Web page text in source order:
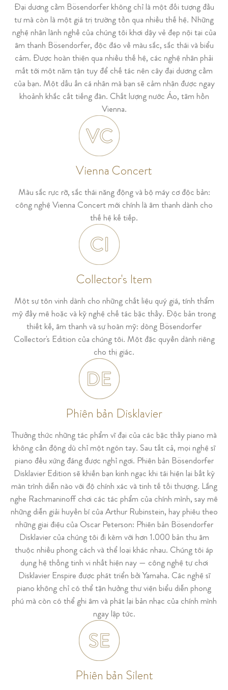
Đại dương cầm Bösendorfer không chỉ là một đối tượng đầu
tư mà còn là một giá trị trường tồn qua nhiều thế hệ. Những
nghệ nhân lành nghề của chúng tôi khơi dậy vẻ đẹp nội tại của
âm thanh Bösendorfer, độc đáo về màu sắc, sắc thái và biểu
cảm. Được hoàn thiện qua nhiều thế hệ, các nghệ nhân phải
mất tới một năm tận tụy để chế tác nên cây đại dương cầm
của bạn. Một dấu ấn cá nhân mà bạn sẽ cảm nhận được ngay
khoảnh khắc cất tiếng đàn. Chất lượng nước Áo, tâm hồn
Vienna.
Vienna Concert
Màu sắc rực rỡ, sắc thái năng động và bộ máy cơ độc bản:
công nghệ Vienna Concert mới chính là âm thanh dành cho
thế hệ kế tiếp.
Collector's Item
Một sự tôn vinh dành cho những chất liệu quý giá, tính thẩm
mỹ đầy mê hoặc và kỹ nghệ chế tác bậc thầy. Độc bản trong
thiết kế, âm thanh và sự hoàn mỹ: dòng Bösendorfer
Collector's Edition của chúng tôi. Một đặc quyền dành riêng
cho thị giác.
Phiên bản Disklavier
Thưởng thức những tác phẩm vĩ đại của các bậc thầy piano mà
không cần động dù chỉ một ngón tay. Sau tất cả, mọi nghệ sĩ
piano đều xứng đáng được nghỉ ngơi. Phiên bản Bösendorfer
Disklavier Edition sẽ khiến bạn kinh ngạc khi tái hiện lại bất kỳ
màn trình diễn nào với độ chính xác và tinh tế tối thượng. Lắng
nghe Rachmaninoff chơi các tác phẩm của chính mình, say mê
những diễn giải huyền bí của Arthur Rubinstein, hay phiêu theo
những giai điệu của Oscar Peterson: Phiên bản Bösendorfer
Disklavier của chúng tôi đi kèm với hơn 1.000 bản thu âm
thuộc nhiều phong cách và thể loại khác nhau. Chúng tôi áp
dụng hệ thống tinh vi nhất hiện nay — công nghệ tự chơi
Disklavier Enspire được phát triển bởi Yamaha. Các nghệ sĩ
piano không chỉ có thể tận hưởng thư viện biểu diễn phong
phú mà còn có thể ghi âm và phát lại bản nhạc của chính mình
ngay lập tức.
Phiên bản Silent